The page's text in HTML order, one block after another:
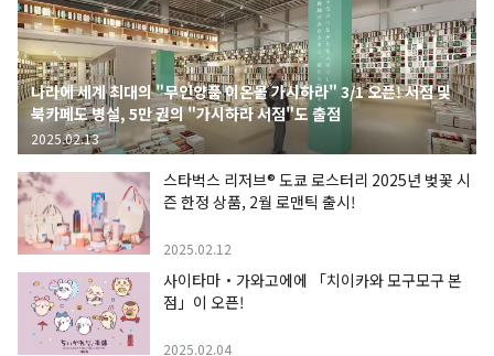
나라에 세계 최대의 "무인양품 이온몰 가시하라" 3/1 오픈! 서점 및
북카페도 병설, 5만 권의 "가시하라 서점"도 출점
2025.02.13
스타벅스 리저브® 도쿄 로스터리 2025년 벚꽃 시
즌 한정 상품, 2월 로맨틱 출시!
2025.02.12
사이타마・가와고에에 「치이카와 모구모구 본
점」이 오픈!
2025.02.04